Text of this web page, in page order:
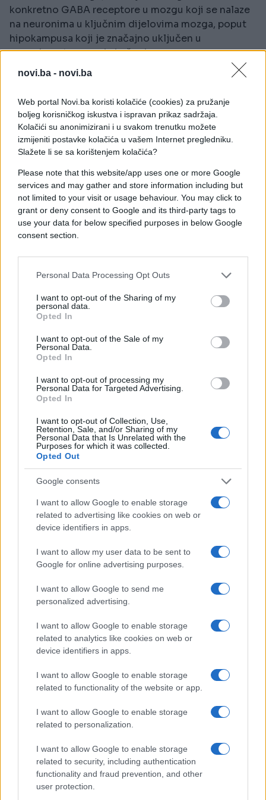
novi.ba - novi.ba
Web portal Novi.ba koristi kolačiće (cookies) za pružanje
boljeg korisničkog iskustva i ispravan prikaz sadržaja.
Kolačići su anonimizirani i u svakom trenutku možete
izmijeniti postavke kolačića u vašem Internet pregledniku.
Slažete li se sa korištenjem kolačića?
Please note that this website/app uses one or more Google
services and may gather and store information including but
not limited to your visit or usage behaviour. You may click to
grant or deny consent to Google and its third-party tags to
use your data for below specified purposes in below Google
consent section.
Personal Data Processing Opt Outs
I want to opt-out of the Sharing of my
personal data.
Opted In
I want to opt-out of the Sale of my
Personal Data.
Opted In
I want to opt-out of processing my
Personal Data for Targeted Advertising.
Opted In
I want to opt-out of Collection, Use,
Retention, Sale, and/or Sharing of my
Personal Data that Is Unrelated with the
Purposes for which it was collected.
Opted Out
Google consents
I want to allow Google to enable storage
related to advertising like cookies on web or
device identifiers in apps.
I want to allow my user data to be sent to
Google for online advertising purposes.
I want to allow Google to send me
personalized advertising.
I want to allow Google to enable storage
related to analytics like cookies on web or
device identifiers in apps.
I want to allow Google to enable storage
related to functionality of the website or app.
I want to allow Google to enable storage
related to personalization.
I want to allow Google to enable storage
related to security, including authentication
functionality and fraud prevention, and other
user protection.
konkretno GABA receptore u mozgu koji se nalaze
na neuronima u ključnim dijelovima mozga, poput
hipokampusa koji je značajno uključen u
sposobnost spoznaje i učenja.
Testiranja na miševima
Znanstvenici su testirali lijek na miševima u
labirintu i otkrili su kako su starije životinje, samo
pola sata nakon što su dobile dozu lijeka, ostvarile
bolji rezultata koji je bio gotovo jednako dobar kao
Lijek je osim toga poboljšao i izvedbu kod mladih
miševa koji su imali oštećenje pamćenja nastalo
uslijed stresa od držanja u zatvorenom prostoru.
posto na testu. Njegova radna memorija u principu
ne funkcionira. Ali unutar 30 minuta od davanja
što je gotovo kao i učinak kod mladih miševa.
Dobili smo brz povrat deficita radne memorije
Sibille za Guardian.
stanice u mozgu, koje su se kod starijih miševa
smanjile, rastu nakon dva mjeseca korištenja lijeka
- Uspjeli smo postići da stanice narastu - rekla je
Sibille.
- Te stance se s godinama smanjuju, kao i kod
su stanice narasle na razine slične onima kod
mladih životinja.
Lijek ne bi bio koristan studentima
Laboratorijski testovi su pokazali kako lijek nije bio
koristan na zdravim i mladim životinjama, što pak
sugerira kako lijek ne bi mogao djelovati kao
pojačivač memorije te da zdravim ljudima ne bi